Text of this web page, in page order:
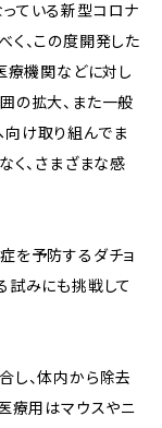
ている新型コロナ
く、この度開発した
療機関などに対し
の拡大、また一般
け取り組んでま
く、さまざまな感
を予防するダチョ
試みにも挑戦して
し、体内から除去
療用はマウスやニ